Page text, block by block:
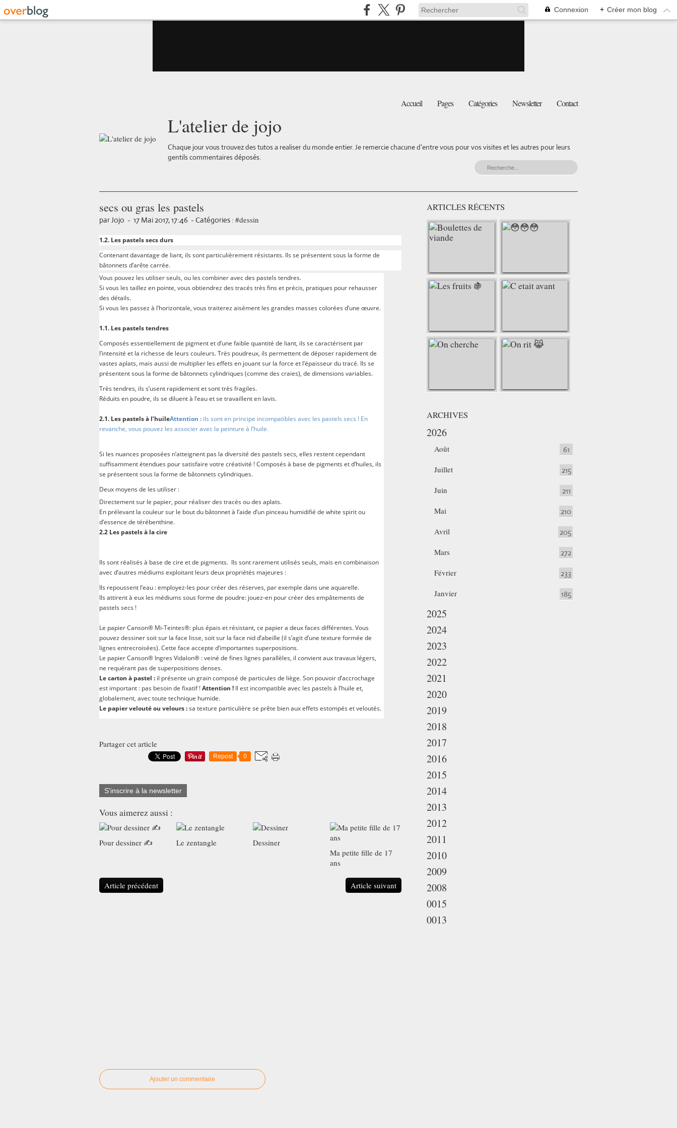
Connexion + Créer mon blog
Accueil Pages Catégories Newsletter Contact
L'atelier de jojo
Chaque jour vous trouvez des tutos a realiser du monde entier. Je remercie chacune d'entre vous pour vos visites et les autres pour leurs
gentils commentaires déposés.
secs ou gras les pastels
par Jojo - 17 Mai 2017, 17:46 - Catégories : #dessin
1.2. Les pastels secs durs
Contenant davantage de liant, ils sont particulièrement résistants. Ils se présentent sous la forme de
bâtonnets d’arête carrée.
Vous pouvez les utiliser seuls, ou les combiner avec des pastels tendres.
Si vous les taillez en pointe, vous obtiendrez des tracés très fins et précis, pratiques pour rehausser
des détails.
Si vous les passez à l’horizontale, vous traiterez aisément les grandes masses colorées d’une œuvre.
1.1. Les pastels tendres
Composés essentiellement de pigment et d’une faible quantité de liant, ils se caractérisent par
l’intensité et la richesse de leurs couleurs. Très poudreux, ils permettent de déposer rapidement de
vastes aplats, mais aussi de multiplier les effets en jouant sur la force et l’épaisseur du tracé. Ils se
présentent sous la forme de bâtonnets cylindriques (comme des craies), de dimensions variables.
Très tendres, ils s’usent rapidement et sont très fragiles.
Réduits en poudre, ils se diluent à l’eau et se travaillent en lavis.
2.1. Les pastels à l’huileAttention : ils sont en principe incompatibles avec les pastels secs ! En
revanche, vous pouvez les associer avec la peinture à l’huile.
Si les nuances proposées n’atteignent pas la diversité des pastels secs, elles restent cependant
suffisamment étendues pour satisfaire votre créativité ! Composés à base de pigments et d’huiles, ils
se présentent sous la forme de bâtonnets cylindriques.
Deux moyens de les utiliser :
Directement sur le papier, pour réaliser des tracés ou des aplats.
En prélevant la couleur sur le bout du bâtonnet à l’aide d’un pinceau humidifié de white spirit ou
d’essence de térébenthine.
2.2 Les pastels à la cire
Ils sont réalisés à base de cire et de pigments. Ils sont rarement utilisés seuls, mais en combinaison
avec d’autres médiums exploitant leurs deux propriétés majeures :
Ils repoussent l’eau : employez-les pour créer des réserves, par exemple dans une aquarelle.
Ils attirent à eux les médiums sous forme de poudre: jouez-en pour créer des empâtements de
pastels secs !
Le papier Canson® Mi-Teintes®: plus épais et résistant, ce papier a deux faces différentes. Vous
pouvez dessiner soit sur la face lisse, soit sur la face nid d’abeille (il s’agit d’une texture formée de
lignes entrecroisées). Cette face accepte d’importantes superpositions.
Le papier Canson® Ingres Vidalon® : veiné de fines lignes parallèles, il convient aux travaux légers,
ne requérant pas de superpositions denses.
Le carton à pastel : il présente un grain composé de particules de liège. Son pouvoir d’accrochage
est important : pas besoin de fixatif !Attention ! Il est incompatible avec les pastels à l’huile et,
globalement, avec toute technique humide.
Le papier velouté ou velours :sa texture particulière se prête bien aux effets estompés et veloutés.
Partager cet article
Repost 0
S'inscrire à la newsletter
Vous aimerez aussi :
Pour dessiner ✍️ Le zentangle
Dessiner
Ma petite fille de 17
ans
Article précédent Article suivant
Ajouter un commentaire
ARTICLES RÉCENTS
ARCHIVES
2026
Août 61
Juillet 215
Juin 211
Mai 210
Avril 205
Mars 272
Février 233
Janvier 185
2025
2024
2023
2022
2021
2020
2019
2018
2017
2016
2015
2014
2013
2012
2011
2010
2009
2008
0015
0013